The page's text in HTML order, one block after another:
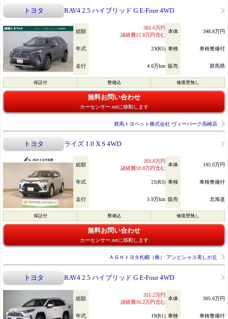
トヨタ RAV4 2.5 ハイブリッド G E-Four 4WD
総額
361.6万円
諸経費12.8万円含む
本体 348.8万円
年式 23(R5) 車検 車検整備付
走行 4.6万km 販売 群馬県
保証付 整備込 修復歴無し
無料お問い合わせ
カーセンサー.netに移動します
群馬トヨペット株式会社 ヴィーパーク高崎店
トヨタ ライズ 1.0 X S 4WD
総額
203.8万円
諸経費10.8万円含む
本体 193.0万円
年式 21(R3) 車検 車検整備付
走行 5.9万km 販売 北海道
保証付 整備込 修復歴無し
無料お問い合わせ
カーセンサー.netに移動します
ＡＧＨトヨタ札幌（株） アンビシャス美しが丘
トヨタ RAV4 2.5 ハイブリッド G E-Four 4WD
総額
321.2万円
諸経費16.2万円含む
本体 305.0万円
年式 19(R1) 車検 車検整備付